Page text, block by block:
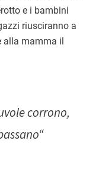
e i bambini
riusciranno a
alla mamma il
corrono,
“